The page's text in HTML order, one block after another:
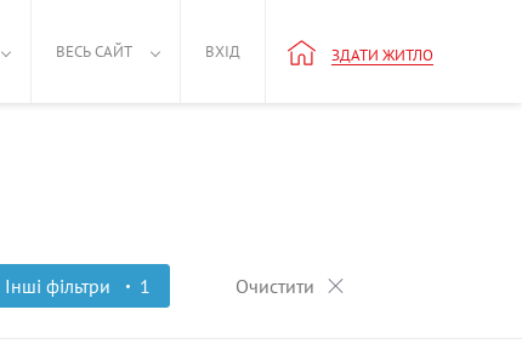
ВЕСЬ САЙТ ВХІД ЗДАТИ ЖИТЛО
Інші фільтри 1 Очистити